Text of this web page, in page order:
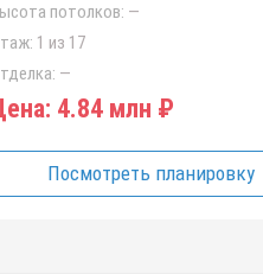
потолков: —
1 из 17
—
4.84 млн ₽
Посмотреть планировку